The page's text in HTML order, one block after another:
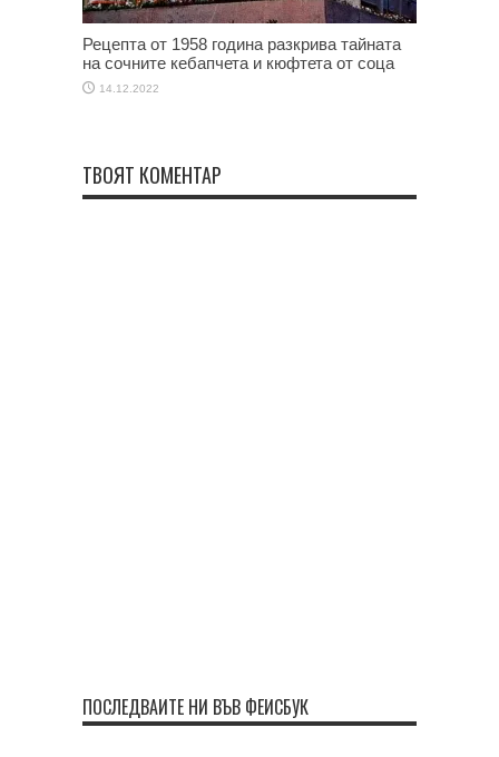
Рецепта от 1958 година разкрива тайната
на сочните кебапчета и кюфтета от соца
14.12.2022
ТВОЯТ КОМЕНТАР
ПОСЛЕДВАЙТЕ НИ ВЪВ ФЕЙСБУК